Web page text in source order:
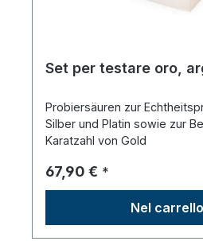
Set per testare oro,
Probiersäuren zur
Silber und Platin sowie zur
Karatzahl von Gold
Prezzo normale:
67,90 € *
Nel carrello